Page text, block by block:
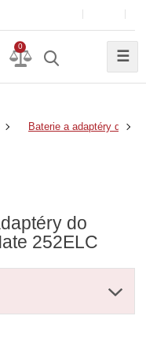
0
☰
Baterie a adaptéry do
do
252ELC